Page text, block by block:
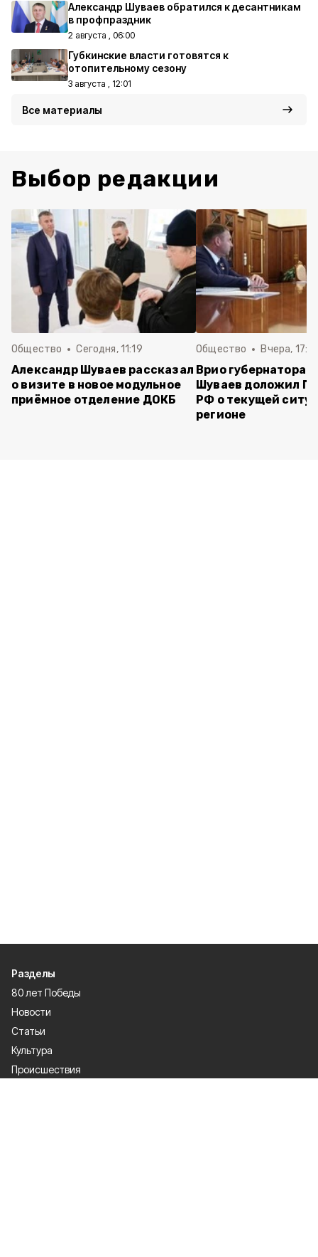
Александр Шуваев обратился к десантникам
в профпраздник
2 августа , 06:00
Губкинские власти готовятся к
отопительному сезону
3 августа , 12:01
Все материалы
Выбор редакции
Общество Сегодня, 11:19
Александр Шуваев рассказал
о визите в новое модульное
приёмное отделение ДОКБ
Общество Вчера,
Врио губернатора
Шуваев доложил
РФ о текущей
регионе
Разделы
80 лет Победы
Новости
Статьи
Культура
Происшествия